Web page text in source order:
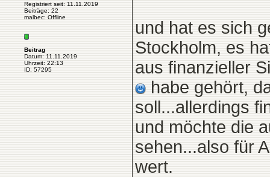
Registriert seit: 11.11.2019
Beiträge: 22
malbec: Offline
Beitrag
Datum: 11.11.2019
Uhrzeit: 22:13
ID: 57295
und hat es sich
Stockholm, es
aus finanzieller
habe gehört,
soll...allerdings
und möchte die
sehen...also für
wert.